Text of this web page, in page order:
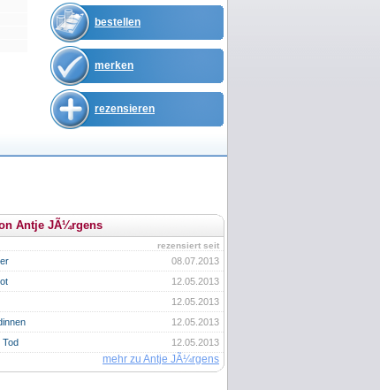
bestellen
merken
rezensieren
Antje JÃ¼rgens
rezensiert seit
08.07.2013
12.05.2013
12.05.2013
12.05.2013
12.05.2013
Tod
mehr zu Antje JÃ¼rgens